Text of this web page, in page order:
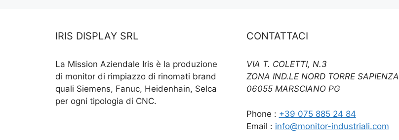
IRIS DISPLAY SRL
La Mission Aziendale Iris è la produzione
di monitor di rimpiazzo di rinomati brand
quali Siemens, Fanuc, Heidenhain, Selca
per ogni tipologia di CNC.
CONTATTACI
VIA T. COLETTI, N.3
ZONA IND.LE NORD TORRE SAPIENZA
06055 MARSCIANO PG
Phone : +39 075 885 24 84
Email : info@monitor-industriali.com